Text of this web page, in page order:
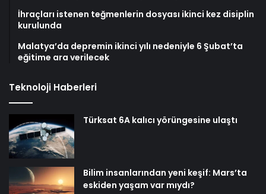
İhraçları istenen teğmenlerin dosyası ikinci kez disiplin
kurulunda
Malatya’da depremin ikinci yılı nedeniyle 6 Şubat’ta
eğitime ara verilecek
Teknoloji Haberleri
Türksat 6A kalıcı yörüngesine ulaştı
Bilim insanlarından yeni keşif: Mars’ta
eskiden yaşam var mıydı?